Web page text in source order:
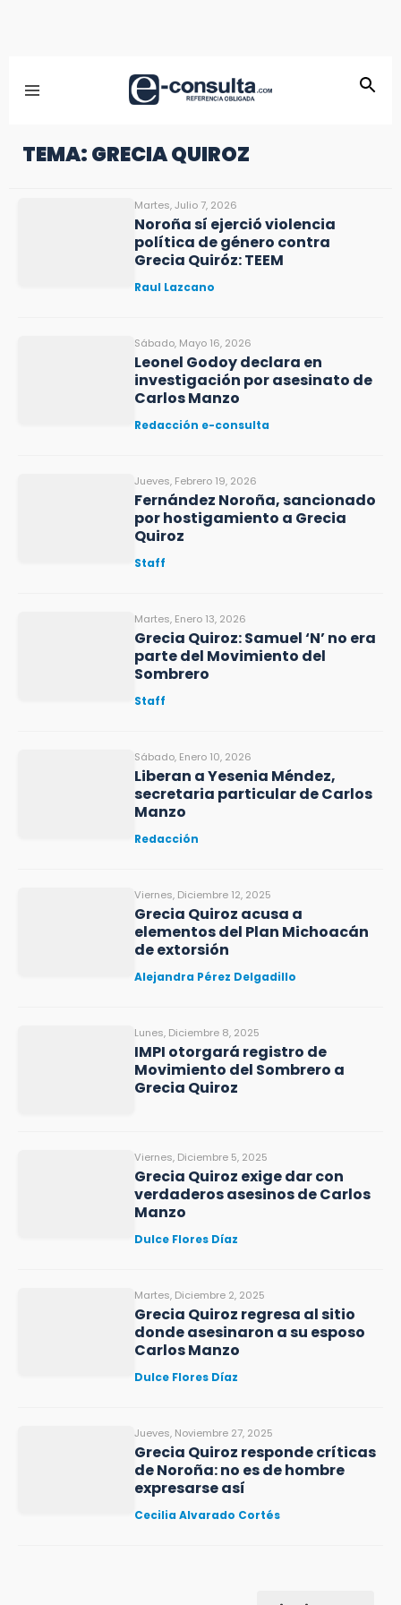
TEMA: GRECIA QUIROZ
Martes, Julio 7, 2026
Noroña sí ejerció violencia
política de género contra
Grecia Quiróz: TEEM
Raul Lazcano
Sábado, Mayo 16, 2026
Leonel Godoy declara en
investigación por asesinato de
Carlos Manzo
Redacción e-consulta
Jueves, Febrero 19, 2026
Fernández Noroña, sancionado
por hostigamiento a Grecia
Quiroz
Staff
Martes, Enero 13, 2026
Grecia Quiroz: Samuel ‘N’ no era
parte del Movimiento del
Sombrero
Staff
Sábado, Enero 10, 2026
Liberan a Yesenia Méndez,
secretaria particular de Carlos
Manzo
Redacción
Viernes, Diciembre 12, 2025
Grecia Quiroz acusa a
elementos del Plan Michoacán
de extorsión
Alejandra Pérez Delgadillo
Lunes, Diciembre 8, 2025
IMPI otorgará registro de
Movimiento del Sombrero a
Grecia Quiroz
Viernes, Diciembre 5, 2025
Grecia Quiroz exige dar con
verdaderos asesinos de Carlos
Manzo
Dulce Flores Díaz
Martes, Diciembre 2, 2025
Grecia Quiroz regresa al sitio
donde asesinaron a su esposo
Carlos Manzo
Dulce Flores Díaz
Jueves, Noviembre 27, 2025
Grecia Quiroz responde críticas
de Noroña: no es de hombre
expresarse así
Cecilia Alvarado Cortés